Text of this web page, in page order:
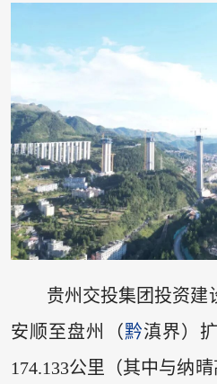
贵州交投集团投资建
安顺至盘州（黔滇界）
174.133公里（其中与纳